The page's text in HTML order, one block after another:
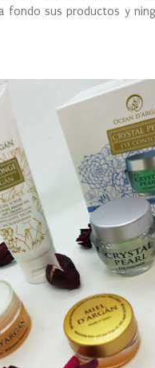
fondo sus productos y